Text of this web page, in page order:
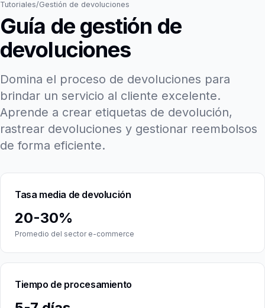
Tutoriales/Gestión de devoluciones
Guía de gestión de
devoluciones
Domina el proceso de devoluciones para
brindar un servicio al cliente excelente.
Aprende a crear etiquetas de devolución,
rastrear devoluciones y gestionar reembolsos
de forma eficiente.
Tasa media de devolución
20-30%
Promedio del sector e-commerce
Tiempo de procesamiento